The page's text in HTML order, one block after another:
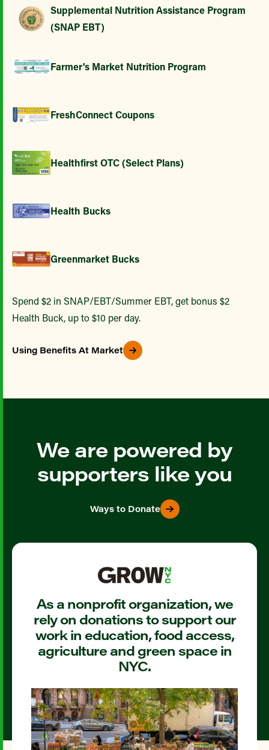
Supplemental Nutrition Assistance Program
(SNAP EBT)
Farmer's Market Nutrition Program
FreshConnect Coupons
Healthfirst OTC (Select Plans)
Health Bucks
Greenmarket Bucks
Spend $2 in SNAP/EBT/Summer EBT, get bonus $2
Health Buck, up to $10 per day.
Using Benefits At Market
We are powered by
supporters like you
Ways to Donate
As a nonprofit organization, we
rely on donations to support our
work in education, food access,
agriculture and green space in
NYC.